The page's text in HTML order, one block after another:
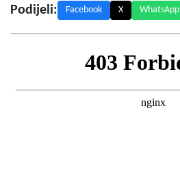
Podijeli: Facebook X WhatsApp